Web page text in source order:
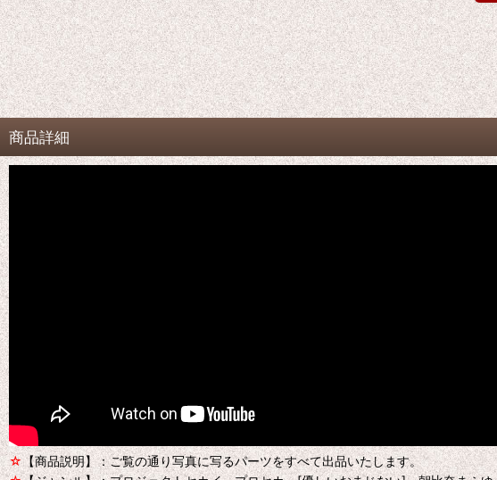
商品詳細
☆【商品説明】：ご覧の通り写真に写るパーツをすべて出品いたします。